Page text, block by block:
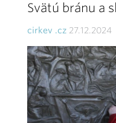
Svätú bránu a
cirkev .cz 27.12.2024